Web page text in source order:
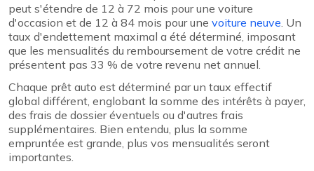
peut s'étendre de 12 à 72 mois pour une voiture
d'occasion et de 12 à 84 mois pour une voiture neuve . Un
taux d'endettement maximal a été déterminé, imposant
que les mensualités du remboursement de votre crédit ne
présentent pas 33 % de votre revenu net annuel.
Chaque prêt auto est déterminé par un taux effectif
global différent, englobant la somme des intérêts à payer,
des frais de dossier éventuels ou d'autres frais
supplémentaires. Bien entendu, plus la somme
empruntée est grande, plus vos mensualités seront
importantes.